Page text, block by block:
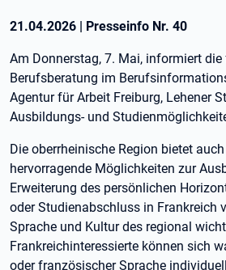
21.04.2026 | Presseinfo Nr. 40
Am Donnerstag, 7. Mai, informiert
Berufsberatung im
Agentur für Arbeit Freiburg, Lehener
Ausbildungs- und
Die oberrheinische Region bietet
hervorragende Möglichkeiten zur
Erweiterung des persönlichen
oder Studienabschluss in Frankreich
Sprache und Kultur des regional
Frankreichinteressierte können sich
oder französischer Sprache